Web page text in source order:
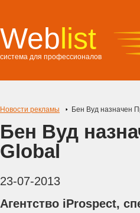
Weblist
система для профессионалов
Новости рекламы Бен Вуд назначен
Бен Вуд
Global
23-07-2013
Агентство iProspect,